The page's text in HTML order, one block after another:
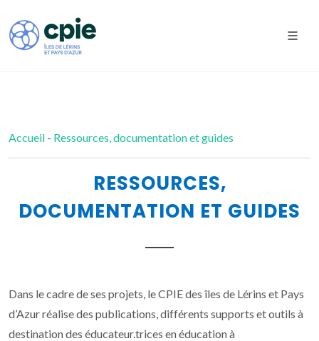
Accueil - Ressources, documentation et guides
RESSOURCES,
DOCUMENTATION ET GUIDES
Dans le cadre de ses projets, le CPIE des îles de Lérins et Pays
d’Azur réalise des publications, différents supports et outils à
destination des éducateur.trices en éducation à